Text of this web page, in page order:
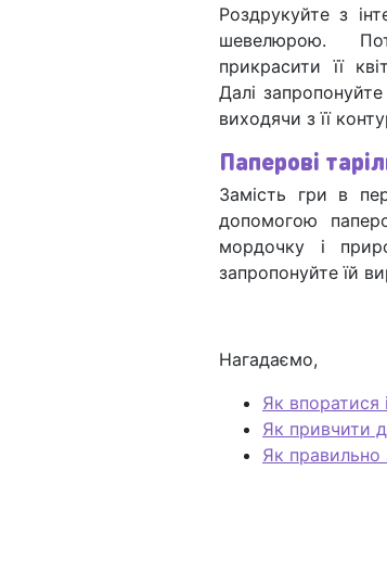
Роздрукуйте з
шевелюрою.
прикрасити її
Далі
виходячи з її
Паперові
Замість гри в
допомогою
мордочку і
запропонуйте їй
Нагадаємо,
Як впоратися
Як привчити
Як правильно